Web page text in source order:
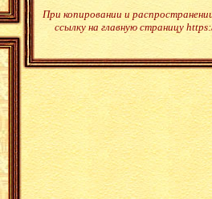
При копировании и
ссылку на главную страницу